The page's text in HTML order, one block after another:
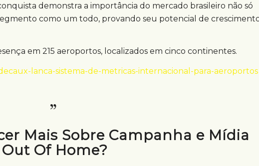
demonstra a importância do mercado brasileiro não só
como um todo, provando seu potencial de
em 215 aeroportos, localizados em cinco continentes.
lanca-sistema-de-metricas-internacional-para-aeroportos
Mais Sobre Campanha e Mídia
Out Of Home?